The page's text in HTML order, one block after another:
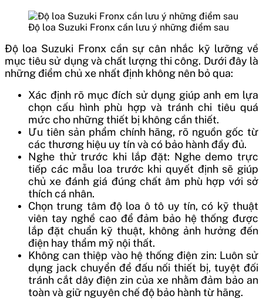
Độ loa Suzuki Fronx cần lưu ý những điểm sau
Độ loa Suzuki Fronx cần sự cân nhắc kỹ lưỡng về
mục tiêu sử dụng và chất lượng thi công. Dưới đây là
những điểm chủ xe nhất định không nên bỏ qua:
Xác định rõ mục đích sử dụng giúp anh em lựa
chọn cấu hình phù hợp và tránh chi tiêu quá
mức cho những thiết bị không cần thiết.
Ưu tiên sản phẩm chính hãng, rõ nguồn gốc từ
các thương hiệu uy tín và có bảo hành đầy đủ.
Nghe thử trước khi lắp đặt: Nghe demo trực
tiếp các mẫu loa trước khi quyết định sẽ giúp
chủ xe đánh giá đúng chất âm phù hợp với sở
thích cá nhân.
Chọn trung tâm độ loa ô tô uy tín, có kỹ thuật
viên tay nghề cao để đảm bảo hệ thống được
lắp đặt chuẩn kỹ thuật, không ảnh hưởng đến
điện hay thẩm mỹ nội thất.
Không can thiệp vào hệ thống điện zin: Luôn sử
dụng jack chuyển để đấu nối thiết bị, tuyệt đối
tránh cắt dây điện zin của xe nhằm đảm bảo an
toàn và giữ nguyên chế độ bảo hành từ hãng.